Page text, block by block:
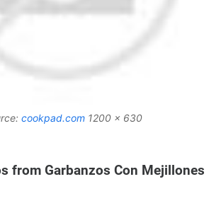
cookpad.com1200 x 630
from Garbanzos Con Mejillones